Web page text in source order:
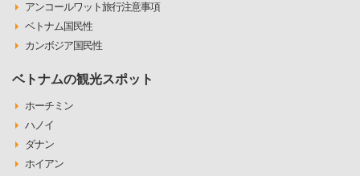
アンコールワット旅行注意事項
ベトナム国民性
カンボジア国民性
ベトナムの観光スポット
ホーチミン
ハノイ
ダナン
ホイアン